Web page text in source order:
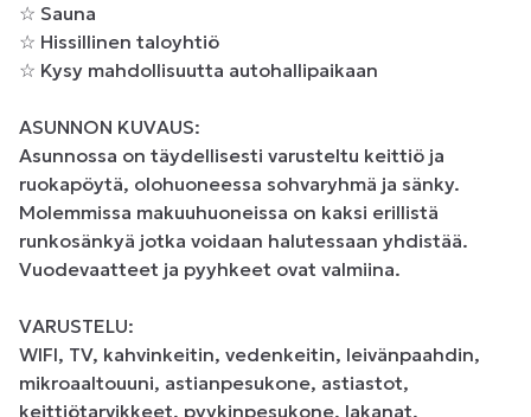
☆ Sauna
☆ Hissillinen taloyhtiö
☆ Kysy mahdollisuutta autohallipaikaan
ASUNNON KUVAUS:
Asunnossa on täydellisesti varusteltu keittiö ja
ruokapöytä, olohuoneessa sohvaryhmä ja sänky.
Molemmissa makuuhuoneissa on kaksi erillistä
runkosänkyä jotka voidaan halutessaan yhdistää.
Vuodevaatteet ja pyyhkeet ovat valmiina.
VARUSTELU:
WIFI, TV, kahvinkeitin, vedenkeitin, leivänpaahdin,
mikroaaltouuni, astianpesukone, astiastot,
keittiötarvikkeet, pyykinpesukone, lakanat,